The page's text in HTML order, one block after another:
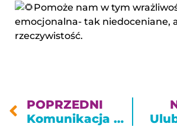
Pomoże nam w tym
emocjonalna- tak niedoceniane,
rzeczywistość.
POPRZEDNI
Komunikacja w bezpośrednich interakcjach psów